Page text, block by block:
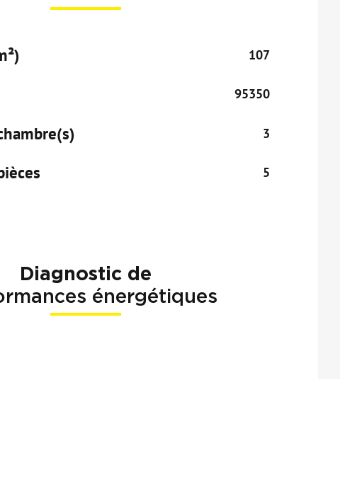
107
95350
3
5
Diagnostic de
énergétiques